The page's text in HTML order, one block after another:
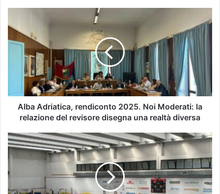
Alba Adriatica, rendiconto 2025. Noi Moderati: la
relazione del revisore disegna una realtà diversa